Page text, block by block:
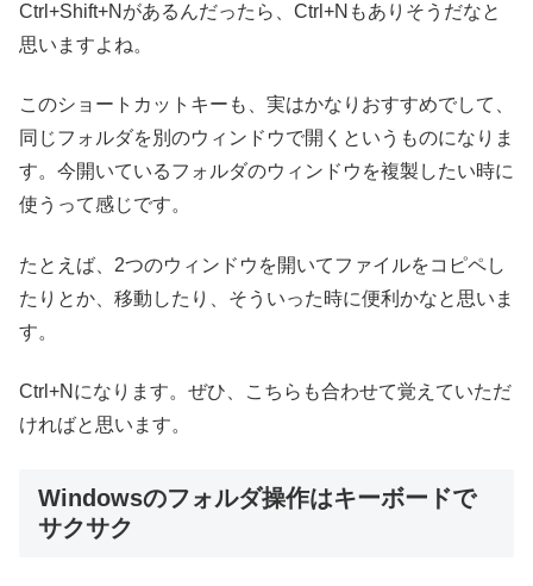
Ctrl+Shift+Nがあるんだったら、Ctrl+Nもありそうだなと
思いますよね。
このショートカットキーも、実はかなりおすすめでして、
同じフォルダを別のウィンドウで開くというものになりま
す。今開いているフォルダのウィンドウを複製したい時に
使うって感じです。
たとえば、2つのウィンドウを開いてファイルをコピペし
たりとか、移動したり、そういった時に便利かなと思いま
す。
Ctrl+Nになります。ぜひ、こちらも合わせて覚えていただ
ければと思います。
Windowsのフォルダ操作はキーボードで
サクサク